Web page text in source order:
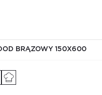
BRĄZOWY 150X600